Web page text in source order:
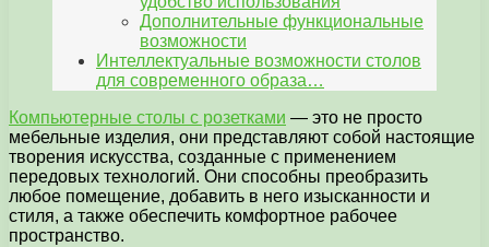
Дополнительные функциональные
возможности
Интеллектуальные возможности столов
для современного образа…
Компьютерные столы с розетками — это не просто
мебельные изделия, они представляют собой настоящие
творения искусства, созданные с применением
передовых технологий. Они способны преобразить
любое помещение, добавить в него изысканности и
стиля, а также обеспечить комфортное рабочее
пространство.